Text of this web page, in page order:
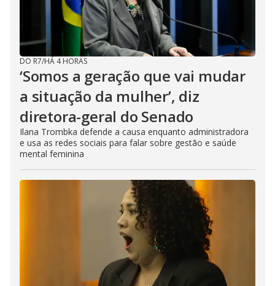
DO R7/HÁ 4 HORAS
‘Somos a geração que vai mudar
a situação da mulher’, diz
diretora-geral do Senado
Ilana Trombka defende a causa enquanto administradora
e usa as redes sociais para falar sobre gestão e saúde
mental feminina